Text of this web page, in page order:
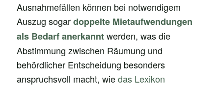
Ausnahmefällen können bei notwendigem
Auszug sogardoppelte Mietaufwendungen
als Bedarf anerkanntwerden, was die
Abstimmung zwischen Räumung und
behördlicher Entscheidung besonders
anspruchsvoll macht, wiedas Lexikon